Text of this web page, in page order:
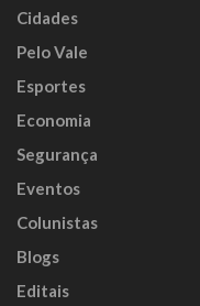
Cidades
Pelo Vale
Esportes
Economia
Segurança
Eventos
Colunistas
Blogs
Editais